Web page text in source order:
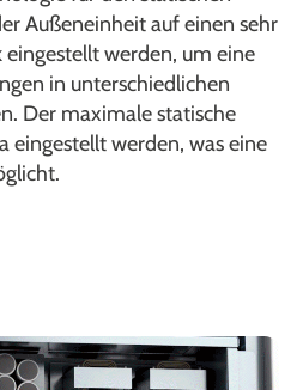
Außeneinheit auf einen sehr
werden, um eine
in unterschiedlichen
Der maximale statische
eingestellt werden, was eine